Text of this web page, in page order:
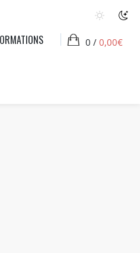
0 / 0,00€